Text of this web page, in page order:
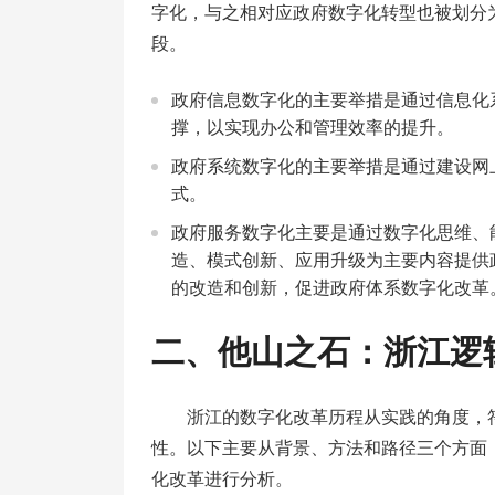
字化，与之相对应政府数字化转型也被划
段。
政府信息数字化的主要举措是通过信息
撑，以实现办公和管理效率的提升。
政府系统数字化的主要举措是通过建设
式。
政府服务数字化主要是通过数字化思维
造、模式创新、应用升级为主要内容提
的改造和创新，促进政府体系数字化改革
二、他山之石：浙江逻
浙江的数字化改革历程从实践的角度
性。以下主要从背景、方法和路径三个方
化改革进行分析。